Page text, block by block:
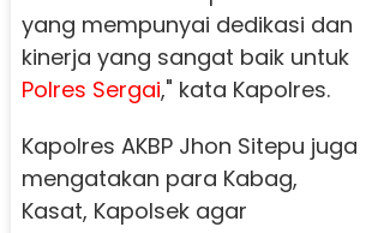
yang mempunyai dedikasi dan
kinerja yang sangat baik untuk
Polres Sergai," kata Kapolres.
Kapolres AKBP Jhon Sitepu juga
mengatakan para Kabag,
Kasat, Kapolsek agar